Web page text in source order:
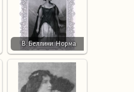
В. Беллини. Норма